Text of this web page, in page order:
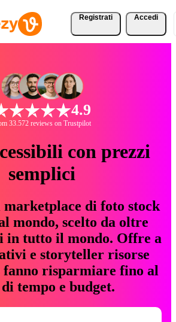
Registrati Accedi
4.9
33.572 reviews on Trustpilot
con prezzi
semplici
marketplace di foto stock
mondo, scelto da oltre
in tutto il mondo. Offre a
e storyteller risorse
fanno risparmiare fino al
tempo e budget.